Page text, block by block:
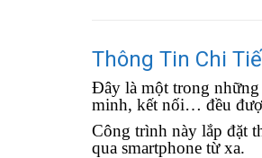
Thông Tin Chi
Đây là một trong
minh, kết nối… đều
Công trình này lắp đặt
qua smartphone từ xa.